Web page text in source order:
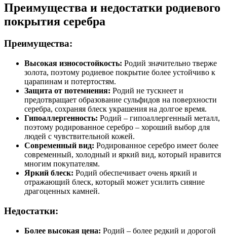
Преимущества и недостатки родиевого
покрытия серебра
Преимущества:
Высокая износостойкость: Родий значительно тверже
золота, поэтому родиевое покрытие более устойчиво к
царапинам и потертостям.
Защита от потемнения: Родий не тускнеет и
предотвращает образование сульфидов на поверхности
серебра, сохраняя блеск украшения на долгое время.
Гипоаллергенность: Родий – гипоаллергенный металл,
поэтому родированное серебро – хороший выбор для
людей с чувствительной кожей.
Современный вид: Родированное серебро имеет более
современный, холодный и яркий вид, который нравится
многим покупателям.
Яркий блеск: Родий обеспечивает очень яркий и
отражающий блеск, который может усилить сияние
драгоценных камней.
Недостатки:
Более высокая цена: Родий – более редкий и дорогой